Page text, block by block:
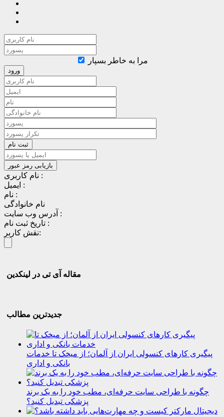
مرا به خاطر بسپار
نام کاربری :
ایمیل :
نام :
نام خانوادگی
آدرس وب سایت :
تاریخ ثبت نام :
نقش کاربر:
مقاله آی تی در لینکدین
جدیدترین مطالب
پیگیری کارهای کنسولی ایران از آلمان؛ از میخک تا خدمات
بانکی و اداری
چگونه با طراحی سایت حرفه‌ای، مطب خود را به یک برند
پزشکی تبدیل کنید؟